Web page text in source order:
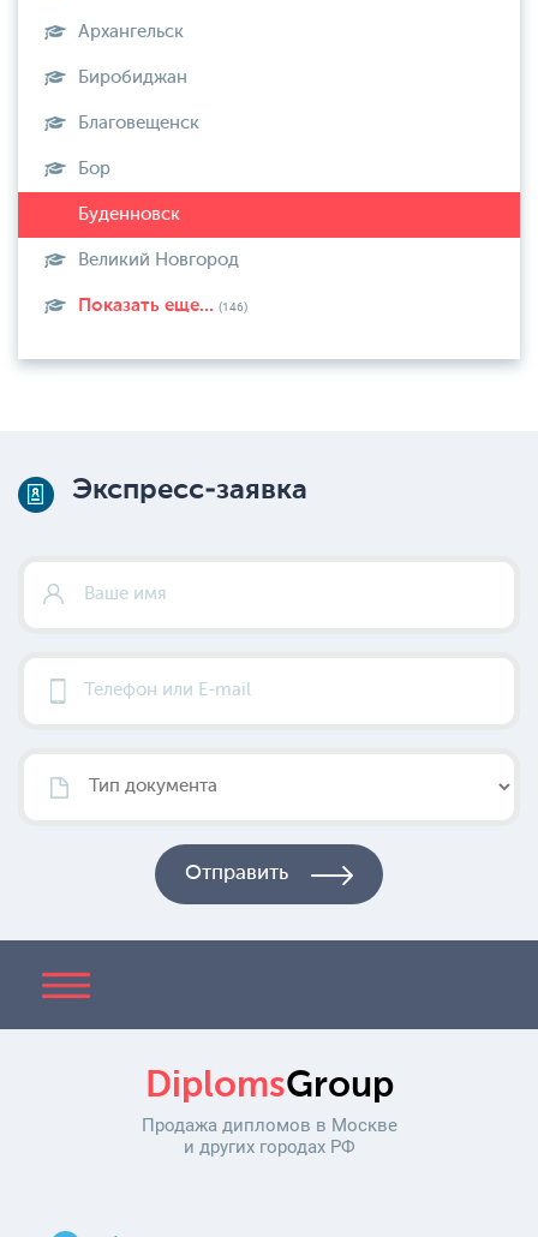
Архангельск
Биробиджан
Благовещенск
Бор
Великий Новгород
Показать еще... (146)
Экспресс-заявка
DiplomsGroup
Продажа дипломов в Москве
и других городах РФ